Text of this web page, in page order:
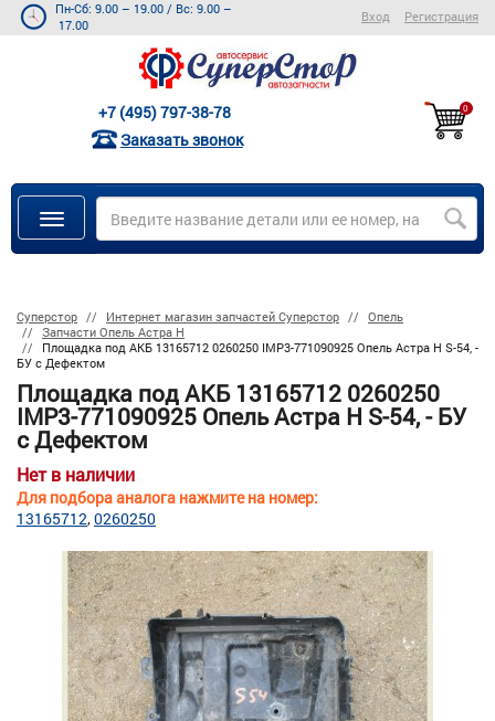
Пн-Сб: 9.00 – 19.00 / Вс: 9.00 –
17.00
Вход Регистрация
+7 (495) 797-38-78
Заказать звонок
0
Суперстор Интернет магазин запчастей Суперстор
Опель
Запчасти Опель Астра Н
Площадка под АКБ 13165712 0260250 IMP3-771090925 Опель Астра H S-54, -
БУ c Дефектом
Площадка под АКБ 13165712 0260250
IMP3-771090925 Опель Астра H S-54, - БУ
c Дефектом
Нет в наличии
Для подбора аналога нажмите на номер:
13165712 0260250